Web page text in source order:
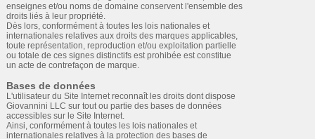
enseignes et/ou noms de domaine conservent l'ensemble des
droits liés à leur propriété.
Dès lors, conformément à toutes les lois nationales et
internationales relatives aux droits des marques applicables,
toute représentation, reproduction et/ou exploitation partielle
ou totale de ces signes distinctifs est prohibée est constitue
un acte de contrefaçon de marque.
Bases de données
L'utilisateur du Site Internet reconnaît les droits dont dispose
Giovannini LLC sur tout ou partie des bases de données
accessibles sur le Site Internet.
Ainsi, conformément à toutes les lois nationales et
internationales relatives à la protection des bases de